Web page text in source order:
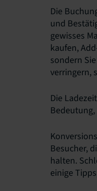
Die
und
gewisses
kaufen,
sondern
verringern,
Die
Besucher,
halten.
einige